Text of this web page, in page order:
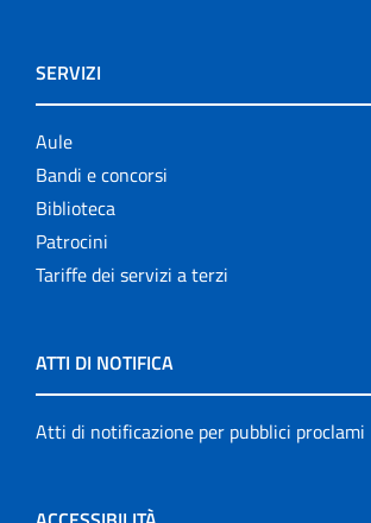
SERVIZI
Aule
Bandi e concorsi
Biblioteca
Patrocini
Tariffe dei servizi a terzi
ATTI DI NOTIFICA
Atti di notificazione per pubblici proclami